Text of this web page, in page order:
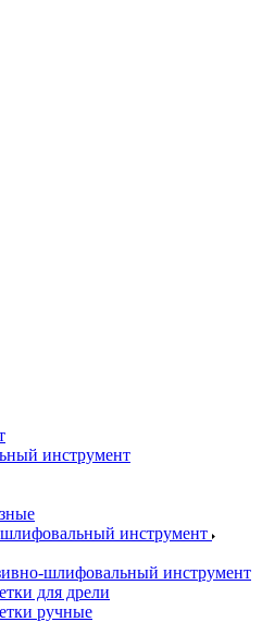
инструмент
инструмент
шлифовальный инструмент
для дрели
ручные